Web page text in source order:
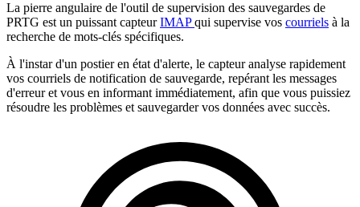
La pierre angulaire de l'outil de supervision des sauvegardes de
PRTG est un puissant capteurIMAPqui supervise vos courriels à la
recherche de mots-clés spécifiques.
À l'instar d'un postier en état d'alerte, le capteur analyse rapidement
vos courriels de notification de sauvegarde, repérant les messages
d'erreur et vous en informant immédiatement, afin que vous puissiez
résoudre les problèmes et sauvegarder vos données avec succès.